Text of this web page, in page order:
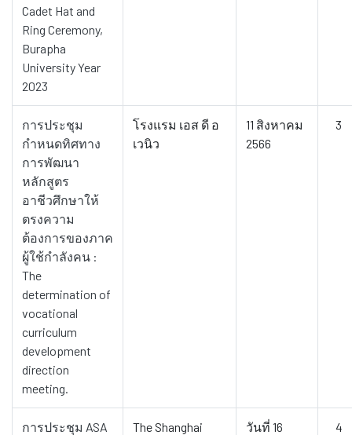
Cadet Hat and
Ring Ceremony,
Burapha
University Year
2023
การประชุม
กำหนดทิศทาง
การพัฒนา
หลักสูตร
อาชีวศึกษาให้
ตรงความ
ต้องการของภาค
ผู้ใช้กำลังคน :
The
determination of
vocational
curriculum
development
direction
meeting.
โรงแรม เอส ดี อ
เวนิว
11 สิงหาคม
2566
3
การประชุม ASA
The Shanghai
วันที่ 16
4